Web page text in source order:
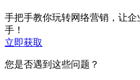
手把手教你玩转网络营销，让
手！
立即获取
您是否遇到这些问题？